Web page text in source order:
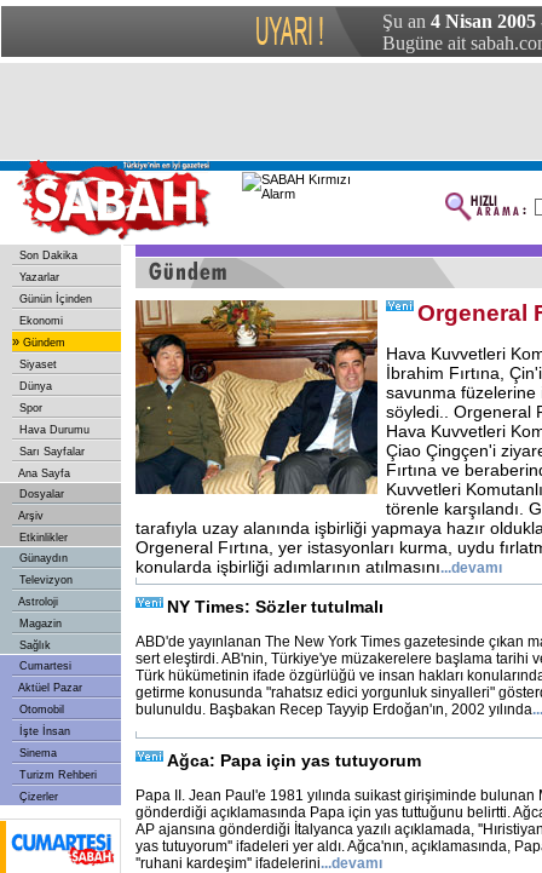
Şu an 4 Nisan 2005
Bugüne ait
Son Dakika
Yazarlar
Günün İçinden
Ekonomi
» Gündem
Siyaset
Dünya
Spor
Hava Durumu
Sarı Sayfalar
Ana Sayfa
Dosyalar
Arşiv
Etkinlikler
Günaydın
Televizyon
Astroloji
Magazin
Sağlık
Cumartesi
Aktüel Pazar
Otomobil
İşte İnsan
Sinema
Turizm Rehberi
Çizerler
Orgeneral
Hava Kuvvetleri
İbrahim Fırtına,
savunma füzelerine
söyledi.. Orgeneral
Hava Kuvvetleri
Çiao Çingçen'i
Fırtına ve
Kuvvetleri
törenle karşılandı.
tarafıyla uzay alanında işbirliği yapmaya hazır
Orgeneral Fırtına, yer istasyonları kurma, uydu
konularda işbirliği adımlarının atılmasını...devamı
NY Times: Sözler tutulmalı
ABD'de yayınlanan The New York Times gazetesinde çıkan
sert eleştirdi. AB'nin, Türkiye'ye müzakerelere başlama tarihi
Türk hükümetinin ifade özgürlüğü ve insan hakları
getirme konusunda "rahatsız edici yorgunluk sinyalleri"
bulunuldu. Başbakan Recep Tayyip Erdoğan'ın, 2002 yılında...
Ağca: Papa için yas tutuyorum
Papa II. Jean Paul'e 1981 yılında suikast girişiminde bulunan
gönderdiği açıklamasında Papa için yas tuttuğunu belirtti.
AP ajansına gönderdiği İtalyanca yazılı açıklamada,
yas tutuyorum'' ifadeleri yer aldı. Ağca'nın, açıklamasında,
''ruhani kardeşim'' ifadelerini...devamı